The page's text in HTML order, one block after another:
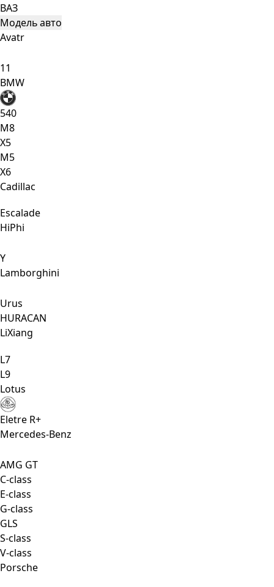
ВАЗ
Модель авто
Avatr
11
BMW
540
M8
X5
М5
Х6
Cadillac
Escalade
HiPhi
Y
Lamborghini
Urus
HURACAN
LiXiang
L7
L9
Lotus
Eletre R+
Mercedes-Benz
AMG GT
C-class
E-class
G-class
GLS
S-class
V-class
Porsche